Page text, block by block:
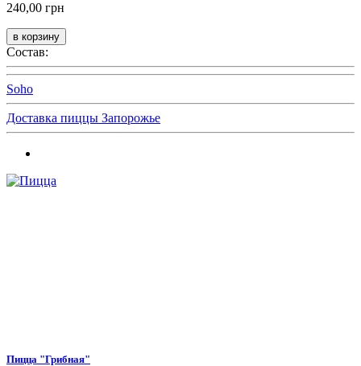
240,00 грн
Состав:
Soho
Доставка пиццы Запорожье
Пицца "Грибная"